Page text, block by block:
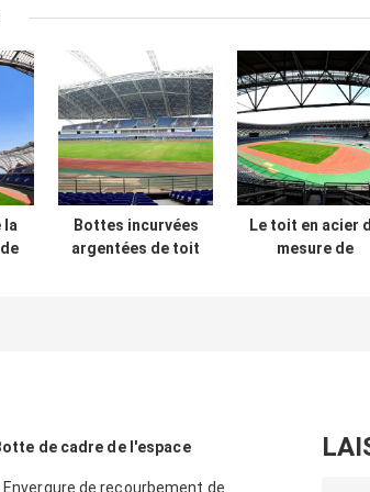
la
Bottes incurvées
argentées de toit
Le toit en acier
mesure de
de cadre de l'espace
Envergure de recourbement de